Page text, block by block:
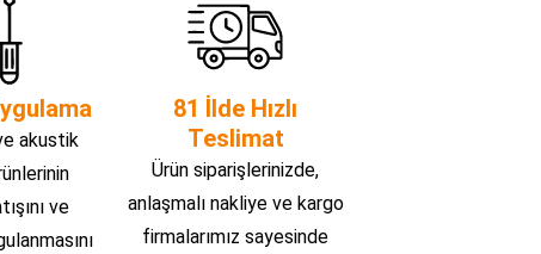
akustik
ve
81 İlde Hızlı
Teslimat
Ürün siparişlerinizde,
anlaşmalı nakliye ve kargo
firmalarımız sayesinde